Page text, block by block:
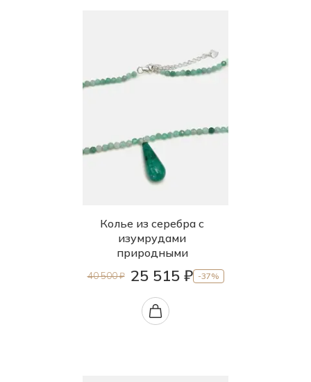
Колье из серебра с
изумрудами
природными
40 500 ₽ 25 515 ₽ -37%